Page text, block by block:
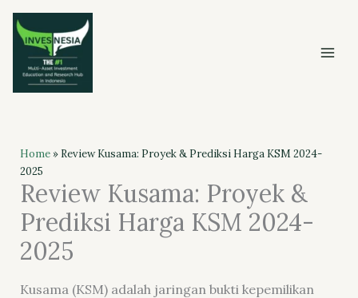
Skip
content
Home» Review Kusama: Proyek & Prediksi Harga KSM 2024-
2025
Review Kusama: Proyek &
Prediksi Harga KSM 2024-
2025
Kusama (KSM) adalah jaringan bukti kepemilikan